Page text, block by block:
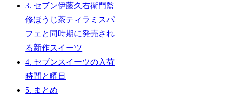
3. セブン伊藤久右衛門監
修ほうじ茶ティラミスパ
フェと同時期に発売され
る新作スイーツ
4. セブンスイーツの入荷
時間と曜日
5. まとめ